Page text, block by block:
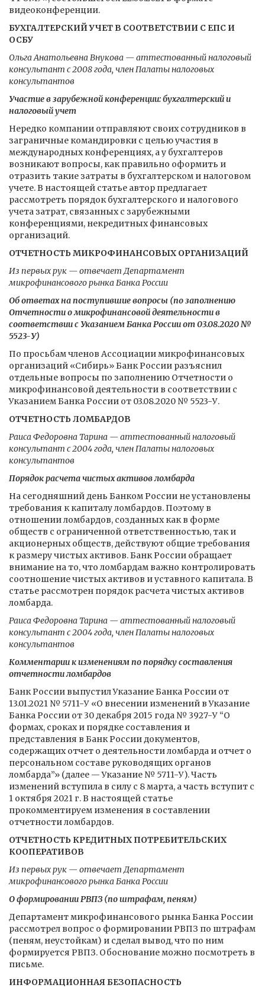
видеоконференции.
БУХГАЛТЕРСКИЙ УЧЕТ В СООТВЕТСТВИИ С ЕПС И
ОСБУ
Ольга Анатольевна Внукова — аттестованный налоговый
консультант с 2008 года, член Палаты налоговых
консультантов
Участие в зарубежной конференции: бухгалтерский и
налоговый учет
Нередко компании отправляют своих сотрудников в
заграничные командировки с целью участия в
международных конференциях, а у бухгалтеров
возникают вопросы, как правильно оформить и
отразить такие затраты в бухгалтерском и налоговом
учете. В настоящей статье автор предлагает
рассмотреть порядок бухгалтерского и налогового
учета затрат, связанных с зарубежными
конференциями, некредитных финансовых
организаций.
ОТЧЕТНОСТЬ МИКРОФИНАНСОВЫХ ОРГАНИЗАЦИЙ
Из первых рук — отвечает Департамент
микрофинансового рынка Банка России
Об ответах на поступившие вопросы (по заполнению
Отчетности о микрофинансовой деятельности в
соответствии с Указанием Банка России от 03.08.2020 №
5523-У)
По просьбам членов Ассоциации микрофинансовых
организаций «Сибирь» Банк России разъяснил
отдельные вопросы по заполнению Отчетности о
микрофинансовой деятельности в соответствии с
Указанием Банка России от 03.08.2020 № 5523-У.
ОТЧЕТНОСТЬ ЛОМБАРДОВ
Раиса Федоровна Тарина — аттестованный налоговый
консультант с 2004 года, член Палаты налоговых
консультантов
Порядок расчета чистых активов ломбарда
На сегодняшний день Банком России не установлены
требования к капиталу ломбардов. Поэтому в
отношении ломбардов, созданных как в форме
обществ с ограниченной ответственностью, так и
акционерных обществ, действуют общие требования
к размеру чистых активов. Банк России обращает
внимание на то, что ломбардам важно контролировать
соотношение чистых активов и уставного капитала. В
статье рассмотрен порядок расчета чистых активов
ломбарда.
Раиса Федоровна Тарина — аттестованный налоговый
консультант с 2004 года, член Палаты налоговых
консультантов
Комментарии к изменениям по порядку составления
отчетности ломбардов
Банк России выпустил Указание Банка России от
13.01.2021 № 5711-У «О внесении изменений в Указание
Банка России от 30 декабря 2015 года № 3927-У “О
формах, сроках и порядке составления и
представления в Банк России документов,
содержащих отчет о деятельности ломбарда и отчет о
персональном составе руководящих органов
ломбарда”» (далее — Указание № 5711-У). Часть
изменений вступила в силу с 8 марта, а часть вступит с
1 октября 2021 г. В настоящей статье
прокомментируем изменения в составлении
отчетности ломбардов.
ОТЧЕТНОСТЬ КРЕДИТНЫХ ПОТРЕБИТЕЛЬСКИХ
КООПЕРАТИВОВ
Из первых рук — отвечает Департамент
микрофинансового рынка Банка России
О формировании РВПЗ (по штрафам, пеням)
Департамент микрофинансового рынка Банка России
рассмотрел вопрос о формировании РВПЗ по штрафам
(пеням, неустойкам) и сделал вывод, что по ним
формируется РВПЗ. Обоснование можно посмотреть в
письме.
ИНФОРМАЦИОННАЯ БЕЗОПАСНОСТЬ